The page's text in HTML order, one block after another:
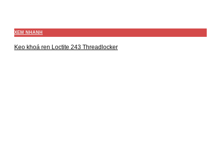
XEM NHANH
Keo khoá ren Loctite 243 Threadlocker